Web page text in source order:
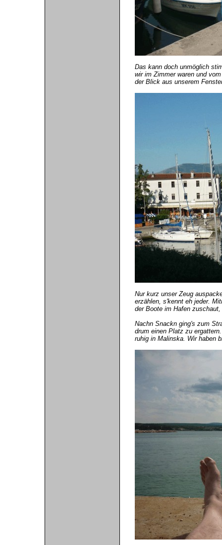
Das kann doch unmöglich
wir im Zimmer waren und
der Blick aus unserem
Nur kurz unser Zeug
erzählen, s'kennt eh jeder.
der Boote im Hafen
Nachn Snackn ging's zum
drum einen Platz zu
ruhig in Malinska. Wir haben